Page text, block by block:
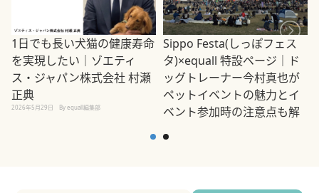
1日でも長い犬猫の健康寿命
を実現したい｜ゾエティ
ス・ジャパン株式会社 村瀬
正典
2026年5月29日 By equall編集部
Sippo Festa(しっぽフェス
タ)×equall 特設ページ｜ド
ッグトレーナー今村真也が
ペットイベントの魅力とイ
ベント参加時の注意点も解
2026年5月12日